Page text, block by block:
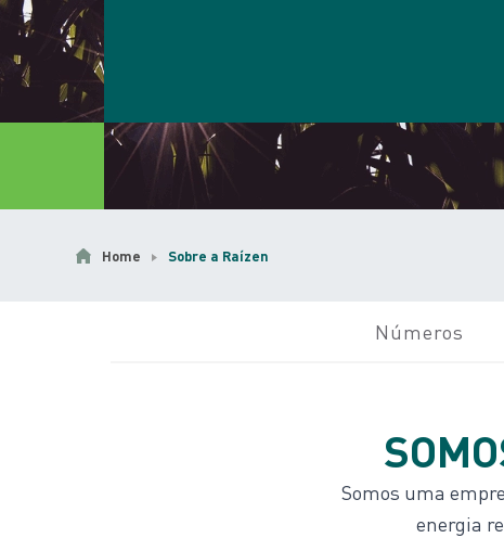
Home Sobre a Raízen
Números
Somos uma
energia